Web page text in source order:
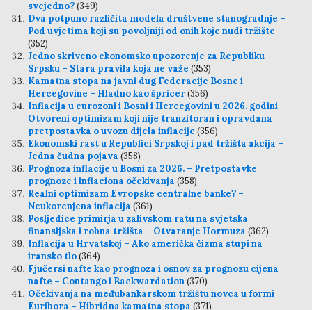
svejedno?(349)
Dva potpuno različita modela društvene stanogradnje –
Pod uvjetima koji su povoljniji od onih koje nudi tržište
(352)
Jedno skriveno ekonomsko upozorenje za Republiku
Srpsku – Stara pravila koja ne važe (353)
Kamatna stopa na javni dug Federacije Bosne i
Hercegovine – Hladno kao špricer(356)
Inflacija u eurozoni i Bosni i Hercegovini u 2026. godini –
Otvoreni optimizam koji nije tranzitoran i opravdana
pretpostavka o uvozu dijela inflacije (356)
Ekonomski rast u Republici Srpskoj i pad tržišta akcija –
Jedna čudna pojava (358)
Prognoza inflacije u Bosni za 2026. – Pretpostavke
prognoze i inflaciona očekivanja (358)
Realni optimizam Evropske centralne banke? –
Neukorenjena inflacija (361)
Posljedice primirja u zalivskom ratu na svjetska
finansijska i robna tržišta – Otvaranje Hormuza (362)
Inflacija u Hrvatskoj – Ako američka čizma stupi na
iransko tlo(364)
Fjučersi nafte kao prognoza i osnov za prognozu cijena
nafte – Contango i Backwardation(370)
Očekivanja na međubankarskom tržištu novca u formi
Euribora – Hibridna kamatna stopa (371)